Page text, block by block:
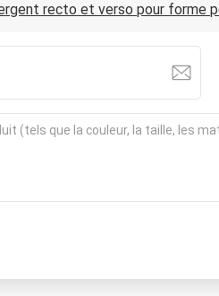
recto et verso pour forme